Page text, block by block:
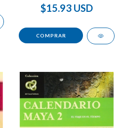
LAS NACIONES UNIDAS
$15.93 USD